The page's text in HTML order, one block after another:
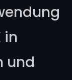
in
und